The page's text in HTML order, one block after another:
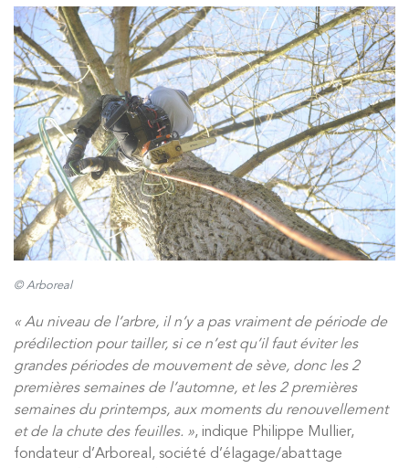
© Arboreal
« Au niveau de l’arbre, il n’y a pas vraiment de période de
prédilection pour tailler, si ce n’est qu’il faut éviter les
grandes périodes de mouvement de sève, donc les 2
premières semaines de l’automne, et les 2 premières
semaines du printemps, aux moments du renouvellement
et de la chute des feuilles. », indique Philippe Mullier,
fondateur d’Arboreal, société d’élagage/abattage